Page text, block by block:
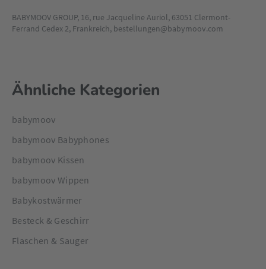
BABYMOOV GROUP, 16, rue Jacqueline Auriol, 63051 Clermont-
Ferrand Cedex 2, Frankreich, bestellungen@babymoov.com
Ähnliche Kategorien
babymoov
babymoov Babyphones
babymoov Kissen
babymoov Wippen
Babykostwärmer
Besteck & Geschirr
Flaschen & Sauger